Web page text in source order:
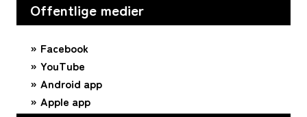
Offentlige medier
Facebook
YouTube
Android app
Apple app